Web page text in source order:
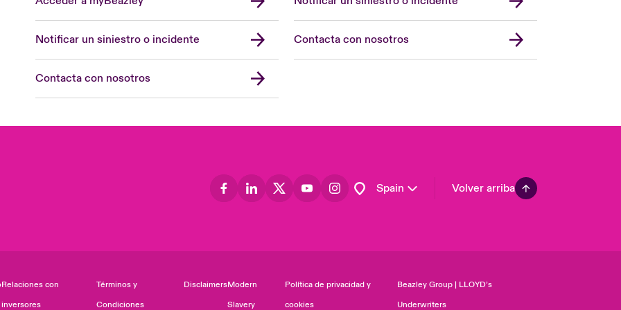
Notificar un siniestro o incidente
Contacta con nosotros
Contacta con nosotros
Spain
Asia Pacific
Volver arriba
Relaciones con
inversores
Términos y
Condiciones
DisclaimersModern
Slavery
Política de privacidad y
cookies
Beazley Group | LLOYD’s
Underwriters